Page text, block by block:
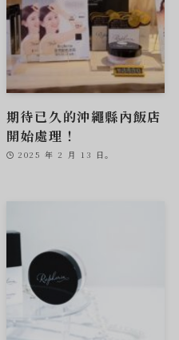
期待已久的沖繩縣內飯店
開始處理！
2025 年 2 月 13 日。